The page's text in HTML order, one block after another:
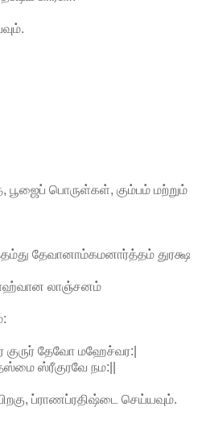
பூஜைப் பொருள்கள், கும்பம் மற்றும்
தேவானாம்கமனார்த்தம் துரக்ஷ
லாஞ்சனம்
குருர் தேவோ மஹேச்வர:|
ஸ்ரீகுரவே நம:||
ப்ராணப்ரதிஷ்டை செய்யவும்.